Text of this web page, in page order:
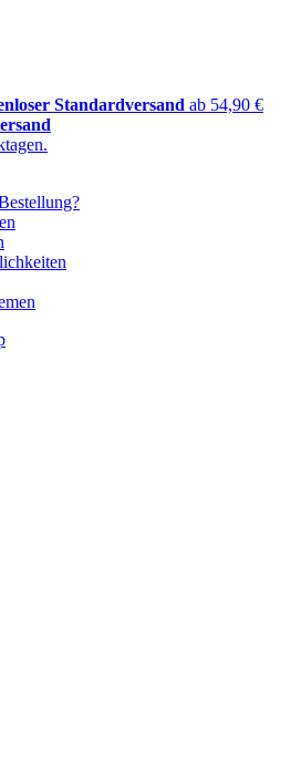
Standardversand ab 54,90 €